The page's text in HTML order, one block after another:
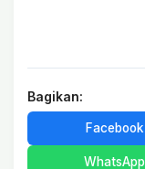
Bagikan:
Facebook
WhatsApp